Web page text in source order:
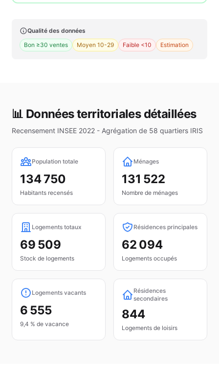
Qualité des données
Bon ≥30 ventes
Moyen 10-29 Faible <10 Estimation
📊 Données territoriales détaillées
Recensement INSEE 2022 - Agrégation de 58 quartiers IRIS
Population totale
134 750
Habitants recensés
Ménages
131 522
Nombre de ménages
Logements totaux
69 509
Stock de logements
Résidences principales
62 094
Logements occupés
Logements vacants
6 555
9,4 % de vacance
Résidences
secondaires
844
Logements de loisirs